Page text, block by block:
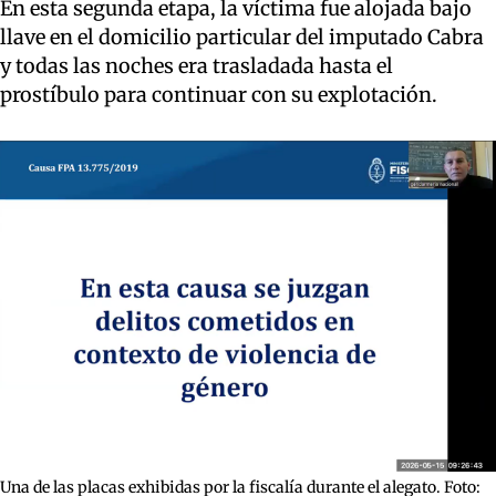
En esta segunda etapa, la víctima fue alojada bajo
llave en el domicilio particular del imputado Cabra
y todas las noches era trasladada hasta el
prostíbulo para continuar con su explotación.
Una de las placas exhibidas por la fiscalía durante el alegato. Foto: